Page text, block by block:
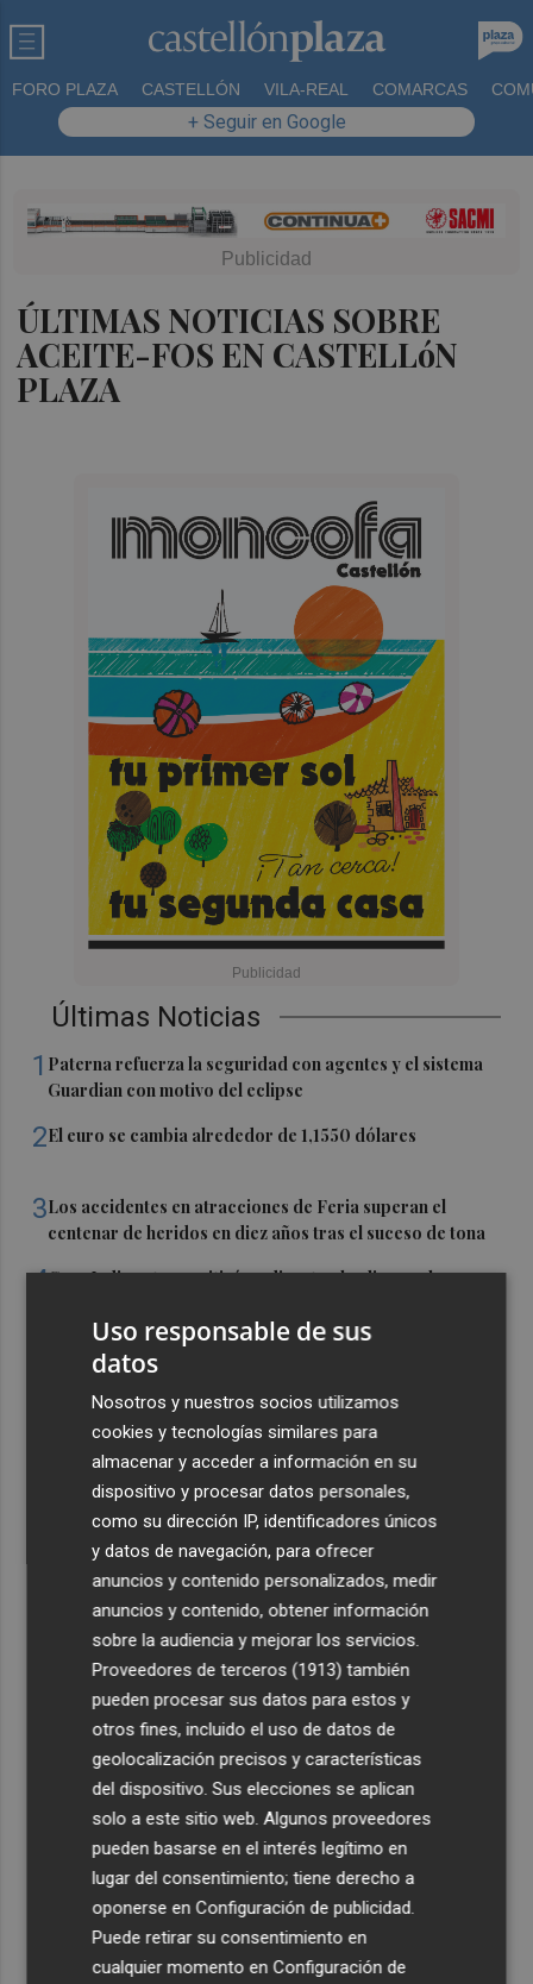
FORO PLAZA CASTELLÓN VILA-REAL COMARCAS
+ Seguir en Google
ÚLTIMAS NOTICIAS SOBRE
ACEITE-FOS EN CASTELLóN
PLAZA
Últimas Noticias
1 Paterna refuerza la seguridad con agentes y el sistema
Guardian con motivo del eclipse
2El euro se cambia alrededor de 1,1550 dólares
3Los accidentes en atracciones de Feria superan el
centenar de heridos en diez años tras el suceso de tona
4Casa Isdin retransmitirá en directo el eclipse solar en un
LaLiga lanza la campaña ‘Welcome to our Fútbol’ por el
inicio de la competición española tras un verano
mundialista
Uso responsable de sus
datos
Nosotros y nuestros socios utilizamos
cookies y tecnologías similares para
almacenar y acceder a información en su
dispositivo y procesar datos personales,
como su dirección IP, identificadores únicos
y datos de navegación, para ofrecer
anuncios y contenido personalizados, medir
anuncios y contenido, obtener información
sobre la audiencia y mejorar los servicios.
Proveedores de terceros (1913) también
pueden procesar sus datos para estos y
otros fines, incluido el uso de datos de
geolocalización precisos y características
del dispositivo. Sus elecciones se aplican
solo a este sitio web. Algunos proveedores
pueden basarse en el interés legítimo en
lugar del consentimiento; tiene derecho a
oponerse enConfiguración de publicidad
Puede retirar su consentimiento en
cualquier momento enConfiguración de